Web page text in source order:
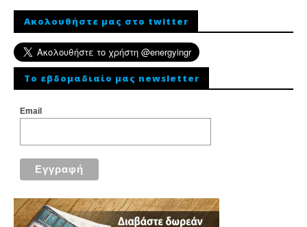
Ακολουθήστε μας στο twitter
To εβδομαδιαίο μας newsletter
Email